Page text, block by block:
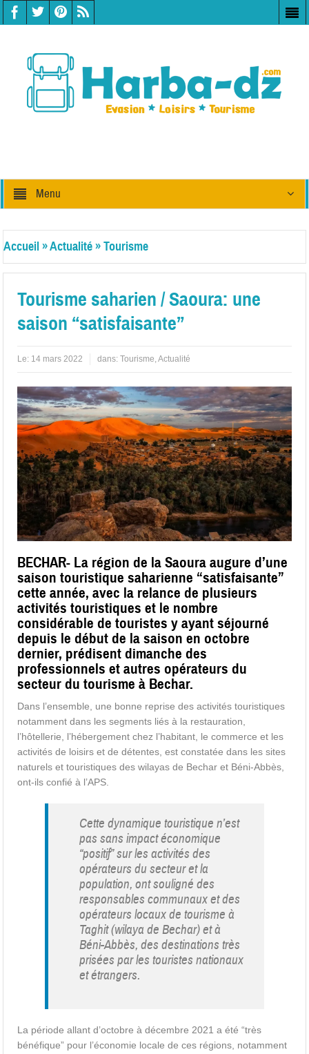
Menu
Accueil»Actualité»Tourisme
Tourisme saharien / Saoura: une
saison “satisfaisante”
Le: 14 mars 2022 dans:Tourisme,Actualité
BECHAR- La région de la Saoura augure d’une
saison touristique saharienne “satisfaisante”
cette année, avec la relance de plusieurs
activités touristiques et le nombre
considérable de touristes y ayant séjourné
depuis le début de la saison en octobre
dernier, prédisent dimanche des
professionnels et autres opérateurs du
secteur du tourisme à Bechar.
Dans l’ensemble, une bonne reprise des activités touristiques
notamment dans les segments liés à la restauration,
l’hôtellerie, l’hébergement chez l’habitant, le commerce et les
activités de loisirs et de détentes, est constatée dans les sites
naturels et touristiques des wilayas de Bechar et Béni-Abbès,
ont-ils confié à l’APS.
Cette dynamique touristique n’est
pas sans impact économique
“positif” sur les activités des
opérateurs du secteur et la
population, ont souligné des
responsables communaux et des
opérateurs locaux de tourisme à
Taghit (wilaya de Bechar) et à
Béni-Abbès, des destinations très
prisées par les touristes nationaux
et étrangers.
La période allant d’octobre à décembre 2021 a été “très
bénéfique” pour l’économie locale de ces régions, notamment